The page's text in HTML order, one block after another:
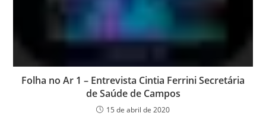
Folha no Ar 1 – Entrevista Cintia Ferrini Secretária
de Saúde de Campos
15 de abril de 2020